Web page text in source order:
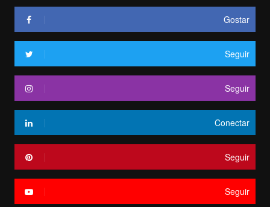
Gostar
Seguir
Seguir
Conectar
Seguir
Seguir